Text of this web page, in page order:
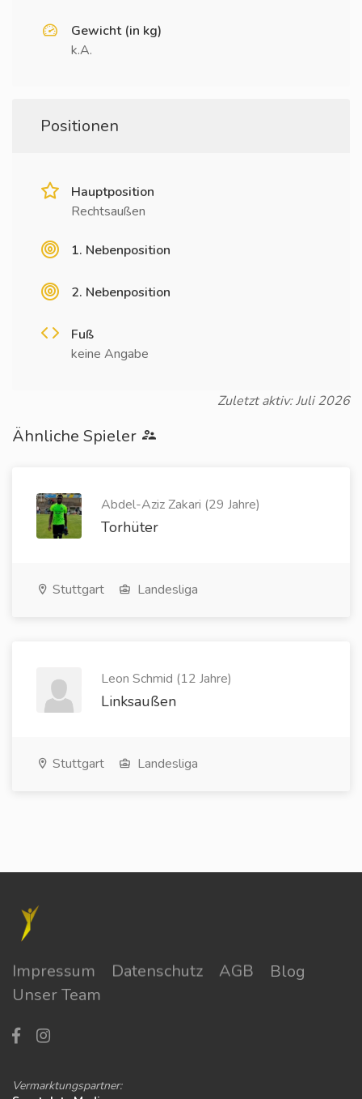
Gewicht (in kg)
k.A.
Positionen
Hauptposition
Rechtsaußen
1. Nebenposition
2. Nebenposition
Fuß
keine Angabe
Zuletzt aktiv: Juli 2026
Ähnliche Spieler
Abdel-Aziz Zakari (29 Jahre)
Torhüter
Stuttgart Landesliga
Leon Schmid (12 Jahre)
Linksaußen
Stuttgart Landesliga
Impressum Datenschutz AGB
Blog
Unser Team
Vermarktungspartner: